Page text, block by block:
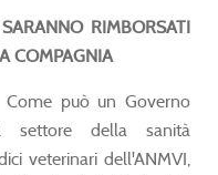
RIMBORSATI
COMPAGNIA
può un Governo
settore della sanità
veterinari dell'ANMVI,